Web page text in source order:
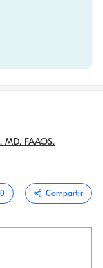
FAAOS.
0 Compartir